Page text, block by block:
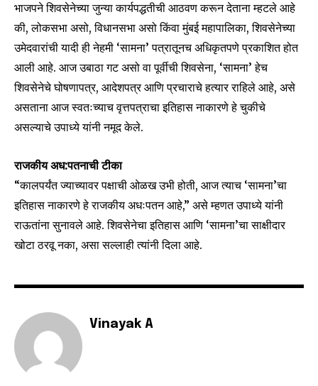
Join our community of
SUBSCRIBERS and be part of the
conversation.
To subscribe, simply enter your email address on our website
safe with us.
6,300
Fans
भाजपने शिवसेनेच्या जुन्या कार्यपद्धतीची आठवण करून देताना म्हटले आहे
की, लोकसभा असो, विधानसभा असो किंवा मुंबई महापालिका, शिवसेनेच्या
उमेदवारांची यादी ही नेहमी ‘सामना’ पत्रातूनच अधिकृतपणे प्रकाशित होत
आली आहे. आज उबाठा गट असो वा पूर्वीची शिवसेना, ‘सामना’ हेच
शिवसेनेचे घोषणापत्र, आदेशपत्र आणि प्रचाराचे हत्यार राहिले आहे, असे
असताना आज स्वतःच्याच वृत्तपत्राचा इतिहास नाकारणे हे चुकीचे
असल्याचे उपाध्ये यांनी नमूद केले.
राजकीय अध:पतनाची टीका
“कालपर्यंत ज्याच्यावर पक्षाची ओळख उभी होती, आज त्याच ‘सामना’चा
इतिहास नाकारणे हे राजकीय अधःपतन आहे,” असे म्हणत उपाध्ये यांनी
राऊतांना सुनावले आहे. शिवसेनेचा इतिहास आणि ‘सामना’चा साक्षीदार
खोटा ठरवू नका, असा सल्लाही त्यांनी दिला आहे.
Vinayak A